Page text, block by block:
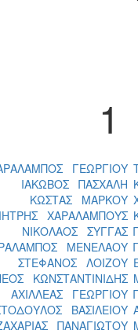
1
ΓΕΩΡΓΙΟΥ
ΙΑΚΩΒΟΣ ΠΑΣΧΑΛΗ
ΚΩΣΤΑΣ ΜΑΡΚΟΥ
ΧΑΡΑΛΑΜΠΟΥΣ
ΝΙΚΟΛΑΟΣ ΣΥΓΓΑΣ
ΜΕΝΕΛΑΟΥ
ΣΤΕΦΑΝΟΣ ΛΟΙΖΟΥ
ΚΩΝΣΤΑΝΤΙΝΙΔΗΣ
ΑΧΙΛΛΕΑΣ ΓΕΩΡΓΙΟΥ
ΒΑΣΙΛΕΙΟΥ
ΠΑΝΑΓΙΩΤΟΥ